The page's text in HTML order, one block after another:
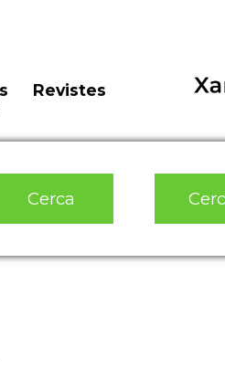
Revistes
Cerca